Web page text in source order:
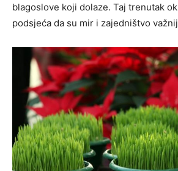
blagoslove koji dolaze. Taj trenutak
podsjeća da su mir i zajedništvo